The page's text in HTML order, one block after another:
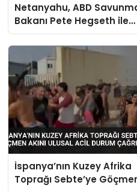
Netanyahu, ABD
Bakanı Pete Hegseth ile
Washington’da Görüştü
İspanya’nın Kuzey Afrika
Toprağı Sebte’ye